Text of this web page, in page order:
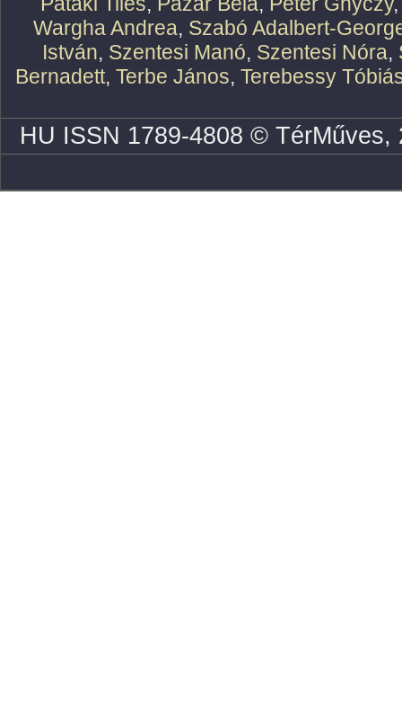
Wargha Andrea, Szabó Adalbert-
István, Szentesi Manó, Szentesi Nóra,
Bernadett, Terbe János, Terebessy
HU ISSN 1789-4808 ©